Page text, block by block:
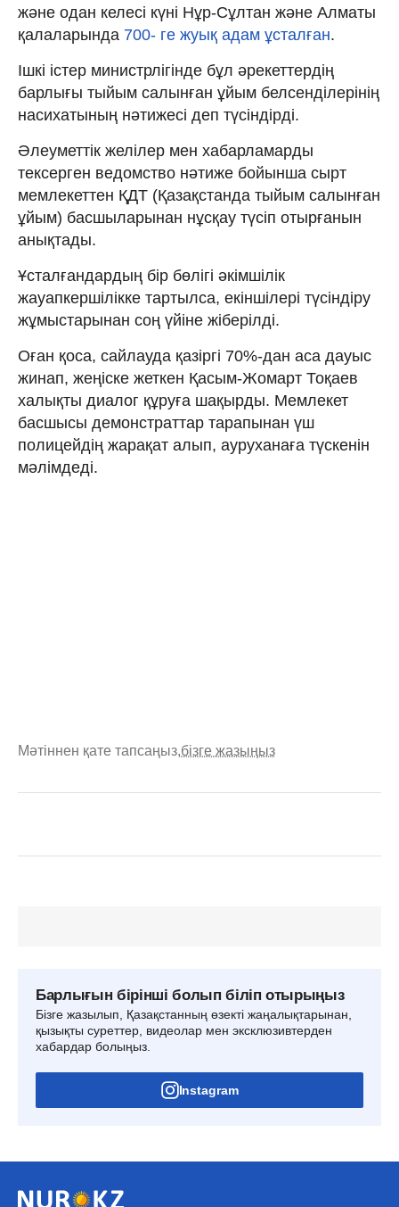
және одан келесі күні Нұр-Сұлтан және Алматы
қалаларында 700- ге жуық адам ұсталған.
Ішкі істер министрлігінде бұл әрекеттердің
барлығы тыйым салынған ұйым белсенділерінің
насихатының нәтижесі деп түсіндірді.
Әлеуметтік желілер мен хабарламарды
тексерген ведомство нәтиже бойынша сырт
мемлекеттен ҚДТ (Қазақстанда тыйым салынған
ұйым) басшыларынан нұсқау түсіп отырғанын
анықтады.
Ұсталғандардың бір бөлігі әкімшілік
жауапкершілікке тартылса, екіншілері түсіндіру
жұмыстарынан соң үйіне жіберілді.
Оған қоса, сайлауда қазіргі 70%-дан аса дауыс
жинап, жеңіске жеткен Қасым-Жомарт Тоқаев
халықты диалог құруға шақырды. Мемлекет
басшысы демонстраттар тарапынан үш
полицейдің жарақат алып, ауруханаға түскенін
мәлімдеді.
Мәтіннен қате тапсаңыз,бізге жазыңыз
Барлығын бірінші болып біліп отырыңыз
Бізге жазылып, Қазақстанның өзекті жаңалықтарынан,
қызықты суреттер, видеолар мен эксклюзивтерден
хабардар болыңыз.
Instagram